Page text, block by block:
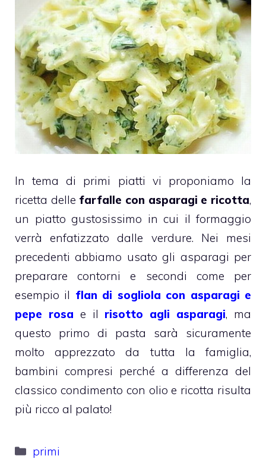
In tema di primi piatti vi proponiamo la
ricetta delle farfalle con asparagi e ricotta,
un piatto gustosissimo in cui il formaggio
verrà enfatizzato dalle verdure. Nei mesi
precedenti abbiamo usato gli asparagi per
preparare contorni e secondi come per
esempio il flan di sogliola con asparagi e
pepe rosa e il risotto agli asparagi, ma
questo primo di pasta sarà sicuramente
molto apprezzato da tutta la famiglia,
bambini compresi perché a differenza del
classico condimento con olio e ricotta risulta
più ricco al palato!
Categorie
primi